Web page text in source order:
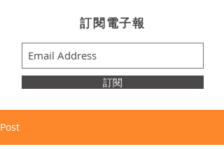
​訂閱電子報
訂閱
Post